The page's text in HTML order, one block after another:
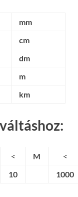
mm
cm
dm
m
km
< M
<
10 1000